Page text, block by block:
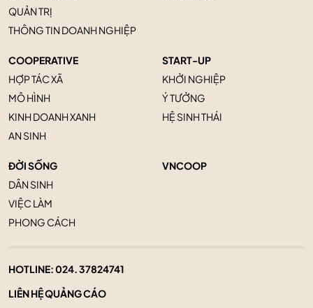
QUẢN TRỊ
THÔNG TIN DOANH NGHIỆP
COOPERATIVE
HỢP TÁC XÃ
MÔ HÌNH
KINH DOANH XANH
AN SINH
START-UP
KHỞI NGHIỆP
Ý TƯỞNG
HỆ SINH THÁI
ĐỜI SỐNG
DÂN SINH
VIỆC LÀM
PHONG CÁCH
VNCOOP
HOTLINE:024. 37824741
LIÊN HỆ QUẢNG CÁO